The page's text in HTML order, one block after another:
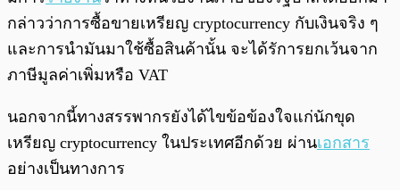
กล่าวว่าการซื้อขายเหรียญ cryptocurrency กับเงินจริง ๆ
และการนำมันมาใช้ซื้อสินค้านั้น จะได้รัการยกเว้นจาก
ภาษีมูลค่าเพิ่มหรือ VAT
นอกจากนี้ทางสรรพากรยังได้ไขข้อข้องใจแก่นักขุด
เหรียญ cryptocurrency ในประเทศอีกด้วย ผ่านเอกสาร
อย่างเป็นทางการ